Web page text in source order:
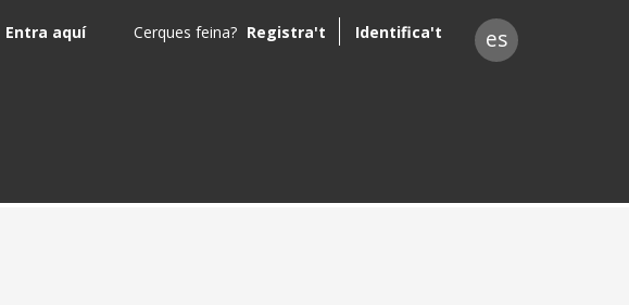
Entra aquí Cerques feina? Registra't Identifica't es